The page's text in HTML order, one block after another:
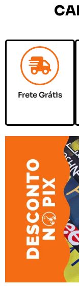
Frete Grátis